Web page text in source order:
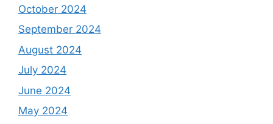
October 2024
September 2024
August 2024
July 2024
June 2024
May 2024